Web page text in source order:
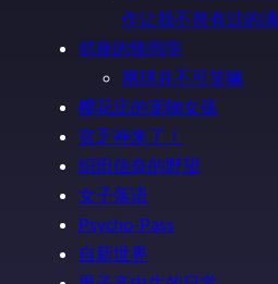
作让我不曾有过的满
邻座的怪同学
网球并不可笑嘛
樱花庄的宠物女孩
贫乏神来了！
织田信奈的野望
女子落语
Psycho-Pass
自新世界